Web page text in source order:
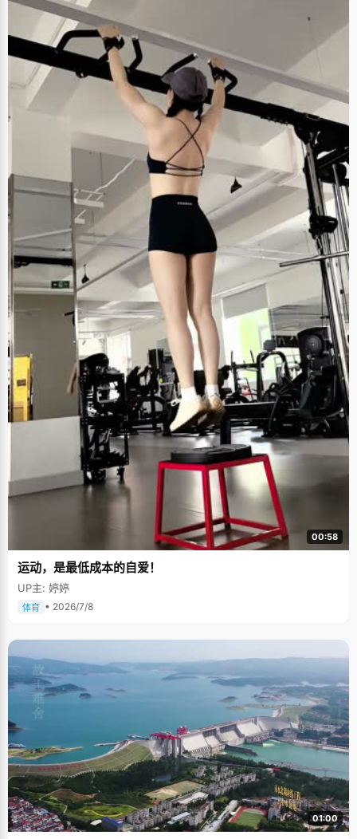
00:58
运动，是最低成本的自爱！
UP主: 婷婷
体育 • 2026/7/8
01:00